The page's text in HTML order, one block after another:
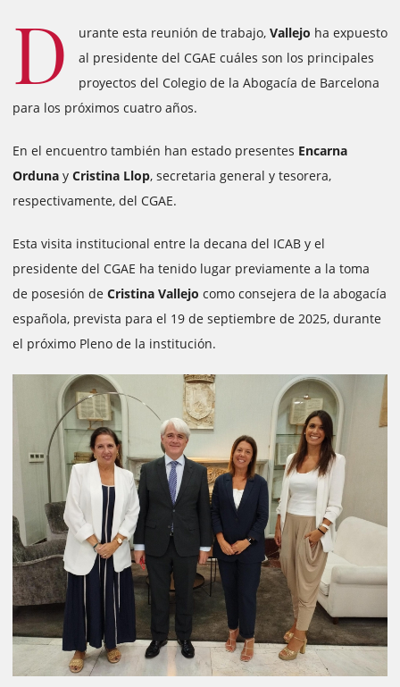
D urante esta reunión de trabajo, Vallejo ha expuesto
al presidente del CGAE cuáles son los principales
proyectos del Colegio de la Abogacía de Barcelona
para los próximos cuatro años.
En el encuentro también han estado presentes Encarna
Orduna y Cristina Llop, secretaria general y tesorera,
respectivamente, del CGAE.
Esta visita institucional entre la decana del ICAB y el
presidente del CGAE ha tenido lugar previamente a la toma
de posesión de Cristina Vallejo como consejera de la abogacía
española, prevista para el 19 de septiembre de 2025, durante
el próximo Pleno de la institución.